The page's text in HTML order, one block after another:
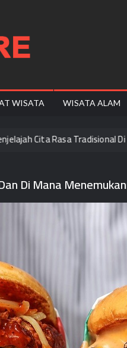
WISATA WISATA ALAM
Cita Rasa Tradisional Di
Di Mana